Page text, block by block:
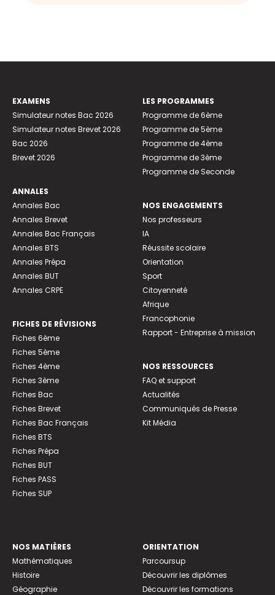
EXAMENS
Simulateur notes Bac 2026
Simulateur notes Brevet 2026
Bac 2026
Brevet 2026
ANNALES
Annales Bac
Annales Brevet
Annales Bac Français
Annales BTS
Annales Prépa
Annales BUT
Annales CRPE
FICHES DE RÉVISIONS
Fiches 6ème
Fiches 5ème
Fiches 4ème
Fiches 3ème
Fiches Bac
Fiches Brevet
Fiches Bac Français
Fiches BTS
Fiches Prépa
Fiches BUT
Fiches PASS
Fiches SUP
LES PROGRAMMES
Programme de 6ème
Programme de 5ème
Programme de 4ème
Programme de 3ème
Programme de Seconde
NOS ENGAGEMENTS
Nos professeurs
IA
Réussite scolaire
Orientation
Sport
Citoyenneté
Afrique
Francophonie
Rapport - Entreprise à mission
NOS RESSOURCES
FAQ et support
Actualités
Communiqués de Presse
Kit Média
NOS MATIÈRES
Mathématiques
Histoire
Géographie
ORIENTATION
Parcoursup
Découvrir les diplômes
Découvrir les formations